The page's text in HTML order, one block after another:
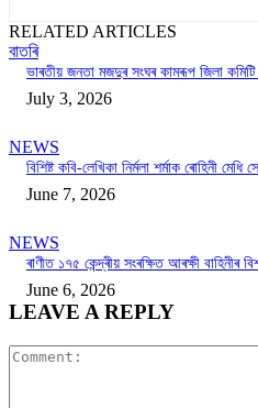
RELATED ARTICLES
বাতৰি
ভাৰতীয় জনতা মজদুৰ সংঘৰ কামৰূপ জিলা
July 3, 2026
NEWS
বিশিষ্ট কবি-লেখিকা নিৰ্মলা শৰ্মাক ৰোহিনী মেধি
June 7, 2026
NEWS
ৰাণীত ১৭৫ কেন্দ্ৰীয় সংৰক্ষিত আৰক্ষী বাহিনীৰ
June 6, 2026
LEAVE A REPLY